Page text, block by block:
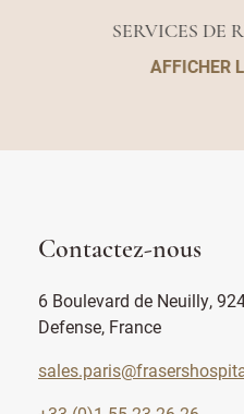
SERVICES DE
AFFICHER
Contactez-nous
6 Boulevard de Neuilly,
Defense, France